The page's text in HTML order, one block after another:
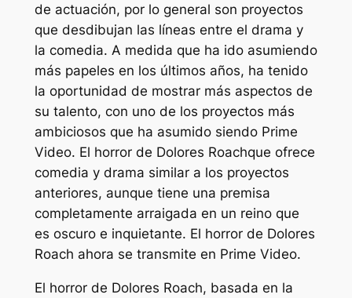
de actuación, por lo general son proyectos
que desdibujan las líneas entre el drama y
la comedia. A medida que ha ido asumiendo
más papeles en los últimos años, ha tenido
la oportunidad de mostrar más aspectos de
su talento, con uno de los proyectos más
ambiciosos que ha asumido siendo Prime
Video. El horror de Dolores Roachque ofrece
comedia y drama similar a los proyectos
anteriores, aunque tiene una premisa
completamente arraigada en un reino que
es oscuro e inquietante. El horror de Dolores
Roach ahora se transmite en Prime Video.
El horror de Dolores Roach, basada en la